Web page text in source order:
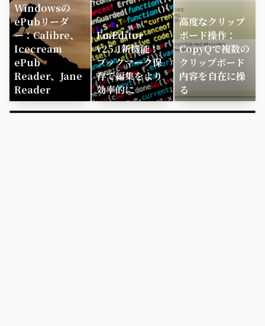
Windowsの
ePubリーダ
ー：Calibre、
Icecream
ePub
Reader、Jane
Reader
EmEditor
v25.1新機能：
ブックマーク保
存で編集をより
効率的に
高度なクリップ
ボード操作：
CopyQで複数の
クリップボード
内容を自在に操
る